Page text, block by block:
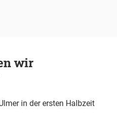
wir
in der ersten Halbzeit